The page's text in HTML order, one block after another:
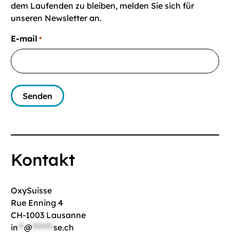
dem Laufenden zu bleiben, melden Sie sich für
unseren Newsletter an.
E-mail *
Kontakt
OxySuisse
Rue Enning 4
CH-1003 Lausanne
in**@*******se.ch